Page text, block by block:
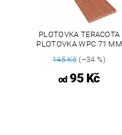
PLOTOVKA TERACOTA
PLOTOVKA WPC 71 MM
145 Kč(–34 %)
od95 Kč